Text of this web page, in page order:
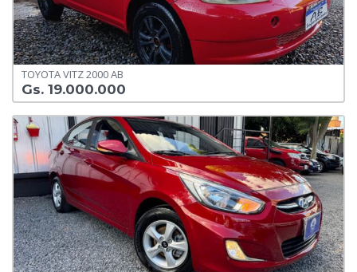
TOYOTA VITZ 2000 AB
Gs. 19.000.000